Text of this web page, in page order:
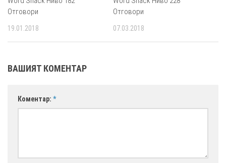
Отговори
19.01.2018
Отговори
07.03.2018
ВАШИЯТ КОМЕНТАР
Коментар: *